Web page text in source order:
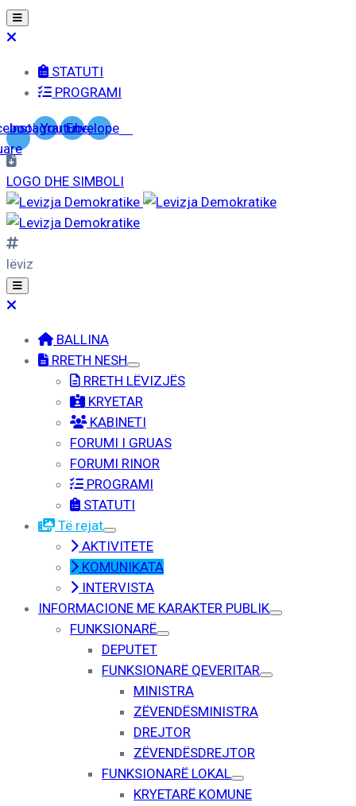
STATUTI
PROGRAMI
Instagram
YoutubeEnvelope
LOGO DHE SIMBOLI
lëviz
BALLINA
RRETH NESH
RRETH LËVIZJËS
KRYETAR
KABINETI
FORUMI I GRUAS
FORUMI RINOR
PROGRAMI
STATUTI
Të rejat
AKTIVITETE
KOMUNIKATA
INTERVISTA
INFORMACIONE ME KARAKTER PUBLIK
FUNKSIONARË
DEPUTET
FUNKSIONARË QEVERITAR
MINISTRA
ZËVENDËSMINISTRA
DREJTOR
ZËVENDËSDREJTOR
FUNKSIONARË LOKAL
KRYETARË KOMUNE